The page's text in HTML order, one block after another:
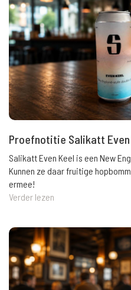
Proefnotitie Salikatt Even
Salikatt Even Keel is een New
Kunnen ze daar fruitige
ermee!
Verder lezen